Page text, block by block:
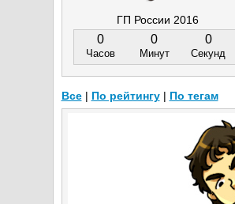
ГП России 2016
0
Часов
0
Минут
0
Секунд
Все| По рейтингу| По тегам